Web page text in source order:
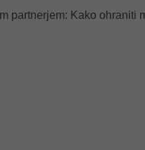
partnerjem: Kako ohraniti